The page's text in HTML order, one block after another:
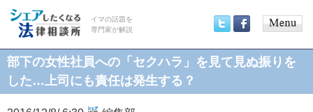
イマの話題を
専門家が解説
menu
部下の女性社員への「セクハラ」を見て見ぬ振りを
した…上司にも責任は発生する？